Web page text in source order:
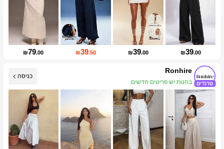
₪39.00
₪39.00
₪39.50
₪79.00
Ronhire
בחנות יש פריטים חדשים
כניסה